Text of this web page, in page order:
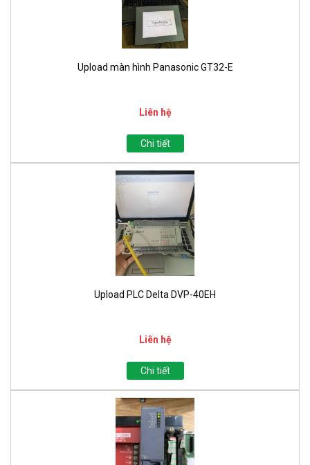
Upload màn hình Panasonic GT32-E
Liên hệ
Chi tiết
Upload PLC Delta DVP-40EH
Liên hệ
Chi tiết